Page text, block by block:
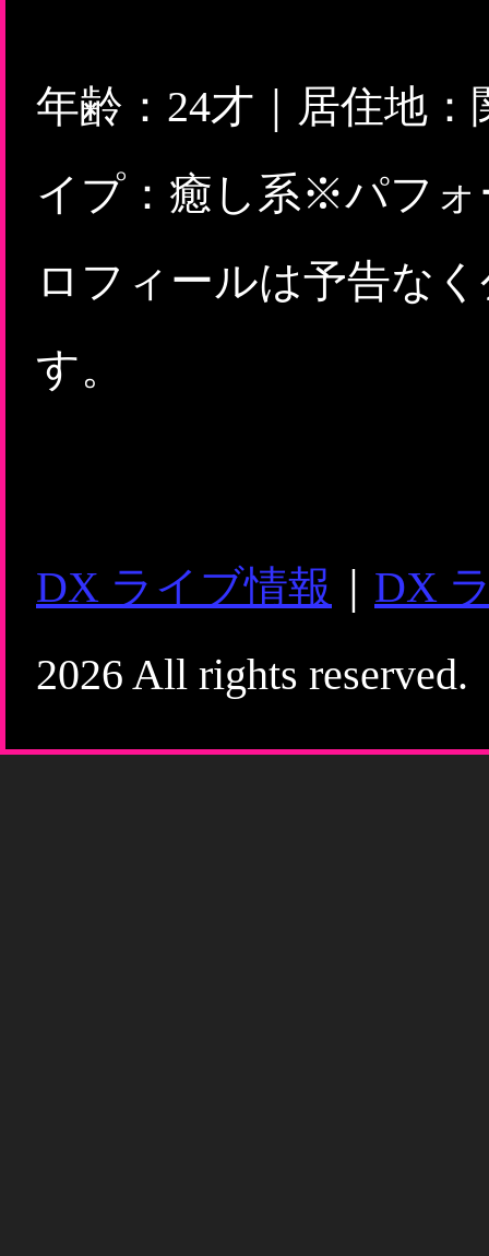
年齢：24才｜居住地
イプ：癒し系※パフォ
ロフィールは予告な
す。
DX ライブ情報
DX
2026 All rights reserved.